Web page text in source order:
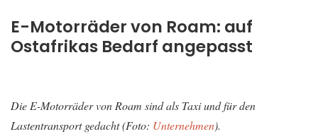
E-Motorräder von Roam: auf
Ostafrikas Bedarf angepasst
Die E-Motorräder von Roam sind als Taxi und für den
Lastentransport gedacht (Foto: Unternehmen).